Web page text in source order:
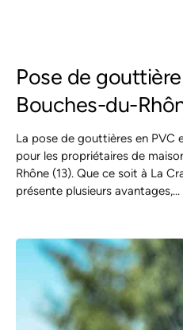
Pose de
Bouches-du-
La pose de gouttières en PVC
pour les propriétaires de
Rhône (13). Que ce soit à La
présente plusieurs avantages,